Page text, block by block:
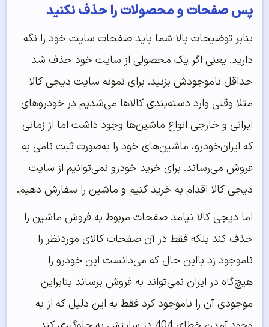
پس صفحات و محصولات را حذف نکنید
بنابر توضیحات بالا شما باید صفحات سایت خود را نگه‌
دارید. یعنی اگر یک محصولی از سایت خود حذف شد
حداقل ناموجودش بزنید. برای نمونه سایت دیجی کالا
مثلا وقتی وارد دسته‌بندی کالاها می‌شدیم در خودروهای
ایرانی و خارجی انواع ماشین‌ها وجود داشت اما از زمانی
که ایران‌خودرو، ماشین‌های خود را به‌صورت ثبت نامی به
فروش می‌رساند. برای خرید خودرو نمی‌توانیم از سایت
دیجی کالا اقدام به خرید کنیم و ماشین را سفارش دهیم.
اما دیجی کالا نیامد صفحات مربوط به فروش ماشین را
حذف کند بلکه فقط در آن صفحات کالای موردنظر را
ناموجود زد بااین حال که می‌دانست این خودرو را
هیچ‌گاه در ایران نمی‌تواند به فروش برساند بنابراین
موجودی آن را ناموجود کرد فقط به این دلیل که از به